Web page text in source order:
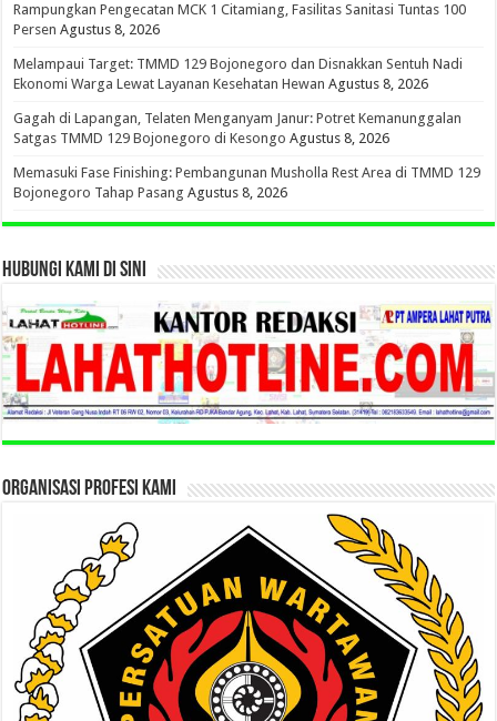
Rampungkan Pengecatan MCK 1 Citamiang, Fasilitas Sanitasi Tuntas 100
Persen Agustus 8, 2026
Melampaui Target: TMMD 129 Bojonegoro dan Disnakkan Sentuh Nadi
Ekonomi Warga Lewat Layanan Kesehatan Hewan Agustus 8, 2026
Gagah di Lapangan, Telaten Menganyam Janur: Potret Kemanunggalan
Satgas TMMD 129 Bojonegoro di Kesongo Agustus 8, 2026
Memasuki Fase Finishing: Pembangunan Musholla Rest Area di TMMD 129
Bojonegoro Tahap Pasang Agustus 8, 2026
HUBUNGI KAMI DI SINI
ORGANISASI PROFESI KAMI